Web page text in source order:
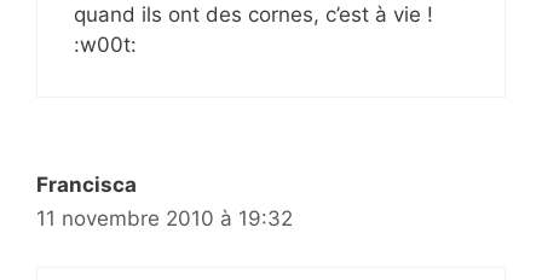
quand ils ont des cornes, c’est à vie !
:w00t:
Francisca
11 novembre 2010 à 19:32